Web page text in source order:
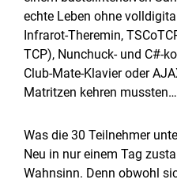
echte Leben ohne
Infrarot-Theremin,
TCP), Nunchuck- und C#-
Club-Mate-Klavier oder
Matritzen kehren mussten…
Was die 30 Teilnehmer
Neu in nur einem Tag
Wahnsinn. Denn obwohl